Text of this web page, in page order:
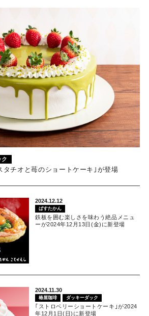
ク
タチオと苺のショートケーキ｣が登場
2024.12.12
ぱすたかん
鉄板を囲む楽しさを味わう絶品メニュ
ーが2024年12月13日(金)に新登場
2024.11.30
椿屋珈琲 ダッキーダック
｢ストロベリーショートケーキ｣が2024
年12月1日(日)に新登場